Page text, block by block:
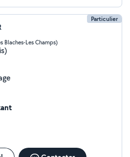
Particulier
Blaches-Les Champs)